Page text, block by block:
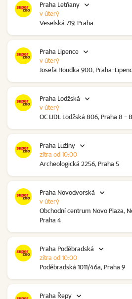
Praha Letňany
Veselská 719, Praha
v úterý
Praha Lipence
Josefa Houdka 900, Praha-
v úterý
Praha Lodžská
OC LIDL Lodžská 806, Praha 8 -
v úterý
Praha Lužiny
Archeologická 2256, Praha 5
zítra od 10:00
Praha Novodvorská
Obchodní centrum Novo Plaza,
Praha 4
v úterý
Praha Poděbradská
Poděbradská 1011/46a, Praha 9
zítra od 10:00
Praha Řepy